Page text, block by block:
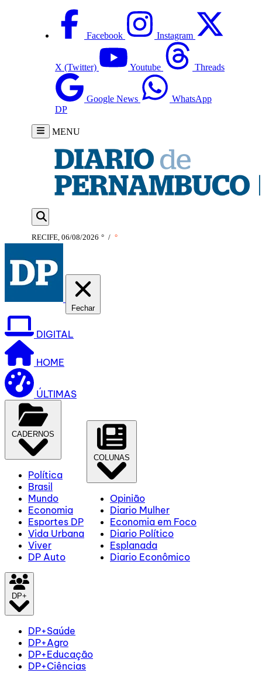
Facebook Instagram
X (Twitter) Youtube Threads
Google News
WhatsApp
DP
MENU
RECIFE, 06/08/2026 ° / °
Fechar
DIGITAL
HOME
ÚLTIMAS
CADERNOS
Política
Brasil
Mundo
Economia
Esportes DP
Vida Urbana
Viver
DP Auto
COLUNAS
Opinião
Diario Mulher
Economia em Foco
Diario Político
Esplanada
Diario Econômico
DP+
DP+Saúde
DP+Agro
DP+Educação
DP+Ciências